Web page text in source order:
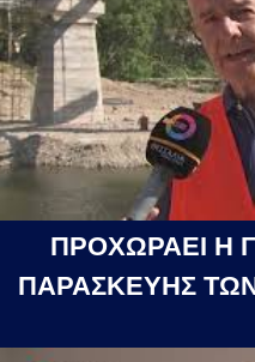
ΠΡΟΧΩΡΑΕΙ Η
ΠΑΡΑΣΚΕΥΗΣ